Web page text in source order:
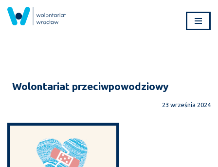
Przejdź
Wolontariat przeciwpowodziowy
23 września 2024